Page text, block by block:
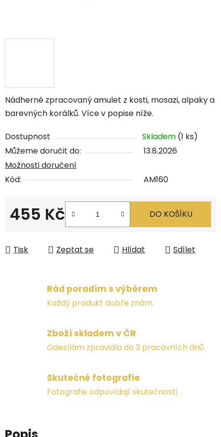
Nádherně zpracovaný amulet z kosti, mosazi, alpaky a
barevných korálků. Více v popise níže.
Dostupnost Skladem (1 ks)
Můžeme doručit do:
13.8.2026
Možnosti doručení
Kód:
AM160
455 Kč DO KOŠÍKU
Tisk Zeptat se Hlídat Sdílet
Rád poradím s výběrem
Každý produkt dobře znám.
Zboží skladem v ČR
Odesílám zpravidla do 3 pracovních dnů.
Skutečné fotografie
Fotografie odpovídají skutečnosti.